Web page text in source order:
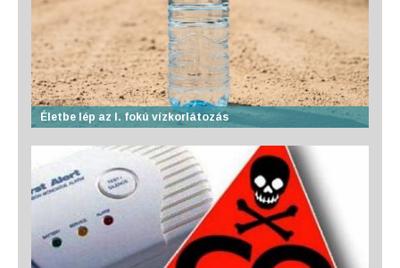
Életbe lép az I. fokú vízkorlátozás